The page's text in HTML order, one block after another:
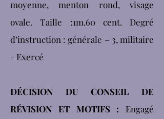
moyenne, menton rond, visage
ovale. Taille :1m.60 cent. Degré
d’instruction : générale – 3, militaire
- Exercé
DÉCISION DU CONSEIL DE
RÉVISION ET MOTIFS : Engagé